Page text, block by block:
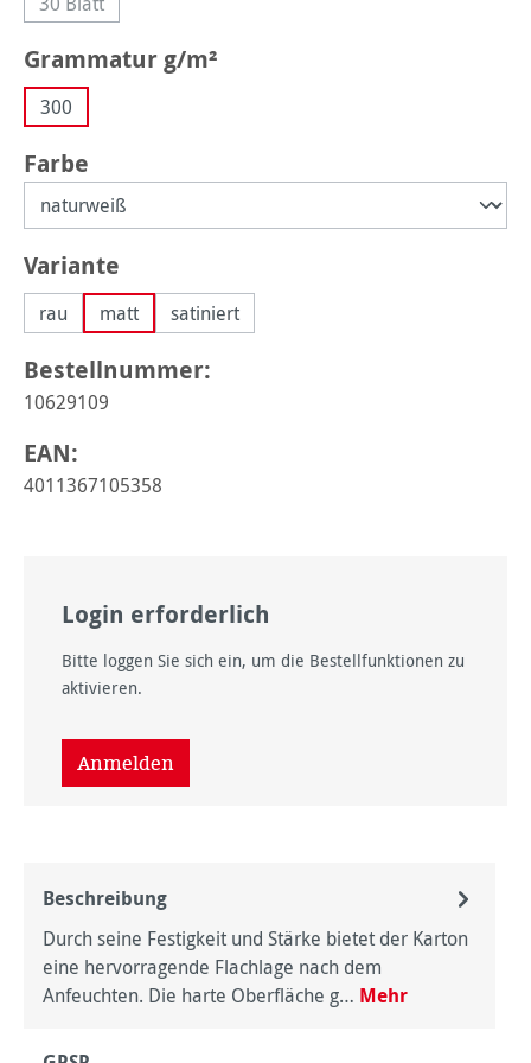
(Diese Option ist zurzeit nicht verfügbar.)
Grammatur g/m²
300
Farbe
Variante
rau matt satiniert
Bestellnummer:
10629109
EAN:
4011367105358
Login erforderlich
Bitte loggen Sie sich ein, um die Bestellfunktionen zu
aktivieren.
Anmelden
Beschreibung
Durch seine Festigkeit und Stärke bietet der Karton
eine hervorragende Flachlage nach dem
Anfeuchten. Die harte Oberfläche g… Mehr